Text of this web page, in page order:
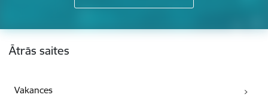
Kājene
Ātrās saites
Vakances